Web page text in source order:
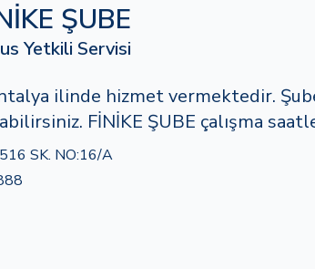
ŞUBE
Yetkili Servisi
ilinde hizmet vermektedir.
FİNİKE ŞUBE çalışma
SK. NO:16/A